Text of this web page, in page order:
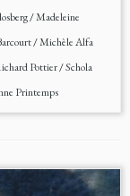
/Madeleine
/Michèle Alfa
Pottier/Schola
Printemps